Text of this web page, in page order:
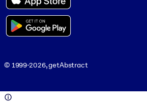
© 1999-2026, getAbstract